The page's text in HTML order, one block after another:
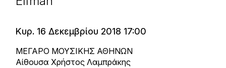
Κυρ. 16 Δεκεμβρίου 2018 17:00
ΜΕΓΑΡΟ ΜΟΥΣΙΚΗΣ ΑΘΗΝΩΝ
Αίθουσα Χρήστος Λαμπράκης